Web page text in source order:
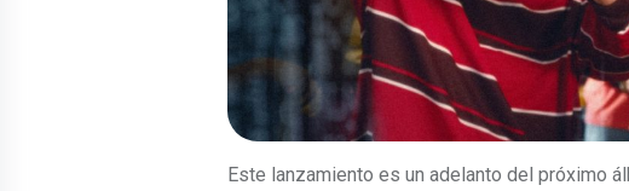
Este lanzamiento es un adelanto del próximo